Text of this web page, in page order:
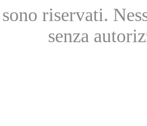
riservati.
senza